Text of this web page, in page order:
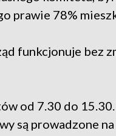
prawie 78%
funkcjonuje bez
od 7.30 do
są prowadzone